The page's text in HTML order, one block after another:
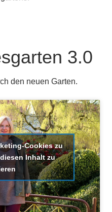
3.0
den neuen Garten.
Cookies zu
Inhalt zu